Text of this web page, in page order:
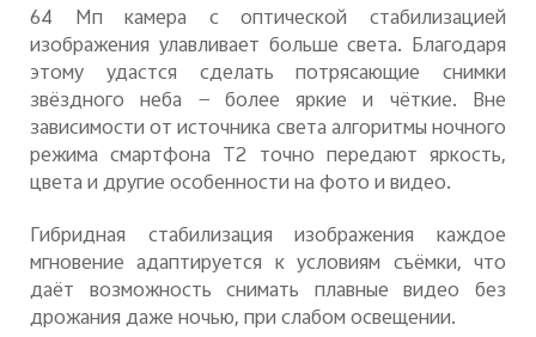
64 Мп камера с оптической стабилизацией
изображения улавливает больше света. Благодаря
этому удастся сделать потрясающие снимки
звёздного неба — более яркие и чёткие. Вне
зависимости от источника света алгоритмы ночного
режима смартфона T2 точно передают яркость,
цвета и другие особенности на фото и видео.
Гибридная стабилизация изображения каждое
мгновение адаптируется к условиям съёмки, что
даёт возможность снимать плавные видео без
дрожания даже ночью, при слабом освещении.